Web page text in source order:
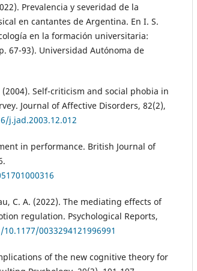
Prevalencia y severidad de la
en cantantes de Argentina. En I. S.
en la formación universitaria:
67-93). Universidad Autónoma de
(2004). Self-criticism and social phobia in
Journal of Affective Disorders, 82(2),
j.jad.2003.12.012
in performance. British Journal of
C. A. (2022). The mediating effects of
regulation. Psychological Reports,
0033294121996991
of the new cognitive theory for